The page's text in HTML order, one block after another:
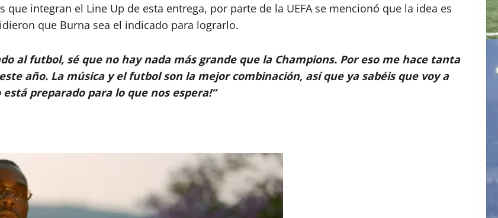
integran el Line Up de esta entrega, por parte de la UEFA se mencionó que la idea es
que Burna sea el indicado para lograrlo.
al futbol, sé que no hay nada más grande que la Champions. Por eso me hace tanta
año. La música y el futbol son la mejor combinación, así que ya sabéis que voy a
preparado para lo que nos espera!”